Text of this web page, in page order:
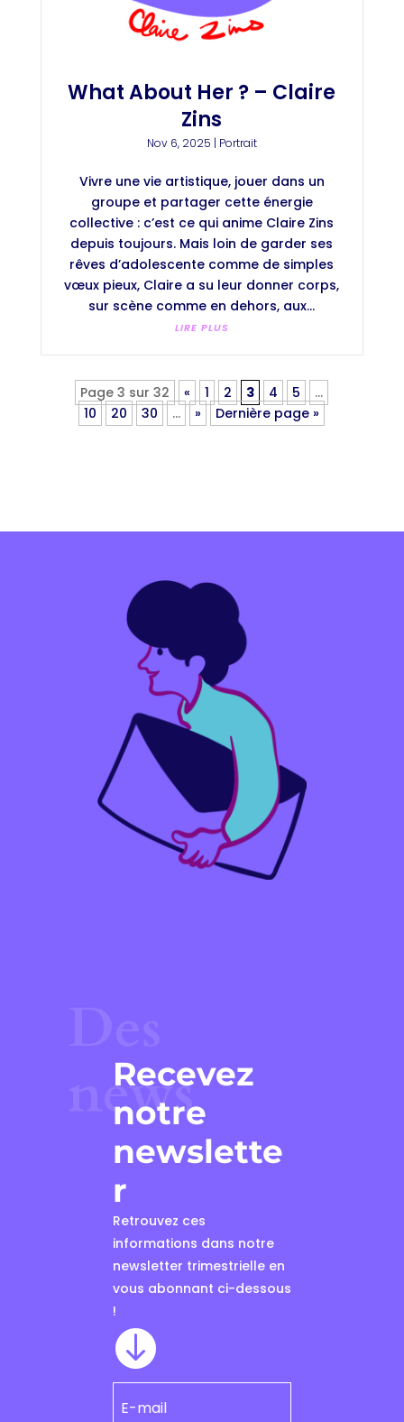
What About Her ? – Claire
Zins
Nov 6, 2025 | Portrait
Vivre une vie artistique, jouer dans un
groupe et partager cette énergie
collective : c’est ce qui anime Claire Zins
depuis toujours. Mais loin de garder ses
rêves d’adolescente comme de simples
vœux pieux, Claire a su leur donner corps,
sur scène comme en dehors, aux...
LIRE PLUS
Page 3 sur 32 « 1 2 3 4 5
…
10
20 30 … » Dernière page »
news
Recevez
notre
newslette
r
Retrouvez ces
informations dans notre
newsletter trimestrielle en
vous abonnant ci-dessous
!
